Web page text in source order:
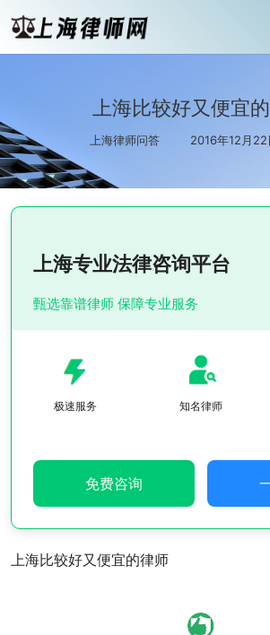
上海比较好又便宜
上海律师问答 2016年12月
上海专业法律咨询平台
甄选靠谱律师 保障专业服务
极速服务 知名律师
免费咨询
上海比较好又便宜的律师